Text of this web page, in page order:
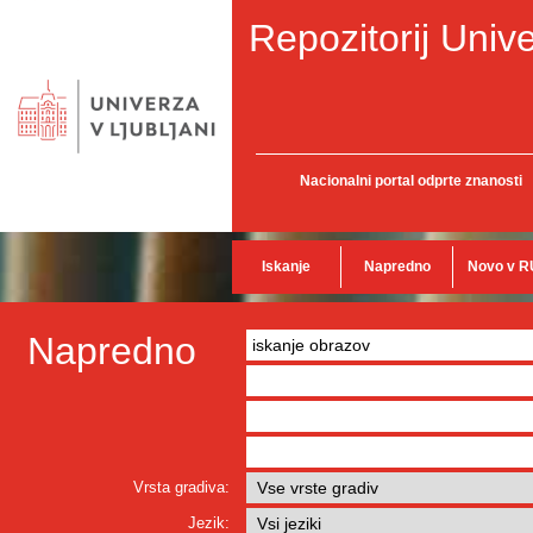
Repozitorij
Nacionalni portal odprte znanosti
Iskanje Napredno Novo v
Napredno
Vrsta gradiva:
Jezik: